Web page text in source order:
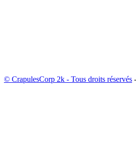
© CrapulesCorp 2k - Tous droits réservés -